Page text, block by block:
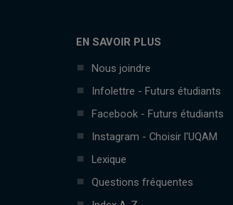
EN SAVOIR PLUS
Nous joindre
Infolettre - Futurs étudiants
Facebook - Futurs étudiants
Instagram - Choisir l'UQAM
Lexique
Questions fréquentes